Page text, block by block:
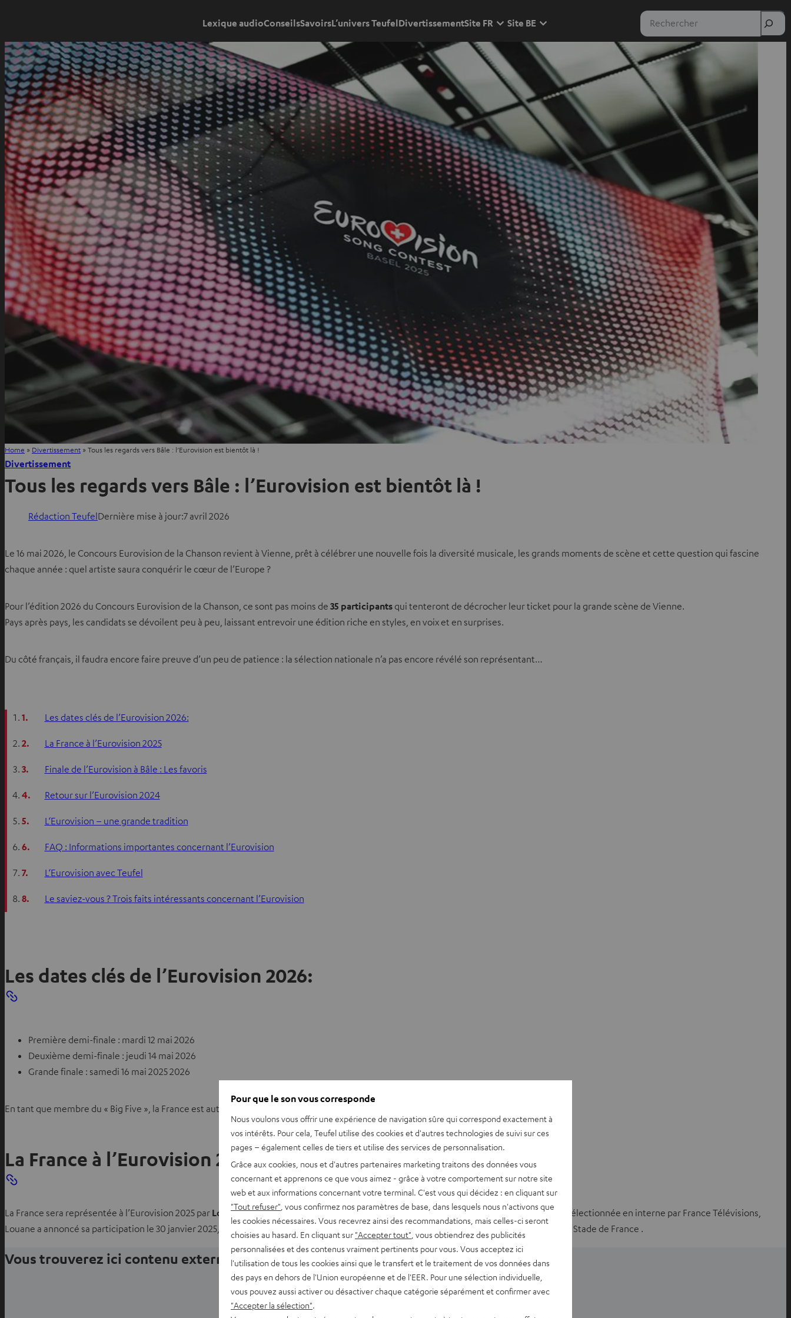
Lexique audioConseilsSavoirsL’univers TeufelDivertissementSite FR Site BE Rechercher
Home » Divertissement »Tous les regards vers Bâle : l’Eurovision est bientôt là !
Divertissement
Tous les regards vers Bâle : l’Eurovision est bientôt là !
Rédaction TeufelDernière mise à jour:7 avril 2026
Le 16 mai 2026, le Concours Eurovision de la Chanson revient à Vienne, prêt à célébrer une nouvelle fois la diversité musicale, les grands moments de scène et cette question qui fascine
chaque année : quel artiste saura conquérir le cœur de l’Europe ?
Pour l’édition 2026 du Concours Eurovision de la Chanson, ce sont pas moins de 35 participantsqui tenteront de décrocher leur ticket pour la grande scène de Vienne.
Pays après pays, les candidats se dévoilent peu à peu, laissant entrevoir une édition riche en styles, en voix et en surprises.
Du côté français, il faudra encore faire preuve d’un peu de patience : la sélection nationale n’a pas encore révélé son représentant…
1. Les dates clés de l’Eurovision 2026:
2. La France à l’Eurovision 2025
3. Finale de l’Eurovision à Bâle : Les favoris
4. Retour sur l’Eurovision 2024
5. L‘Eurovision – une grande tradition
6. FAQ : Informations importantes concernant l’Eurovision
7. L‘Eurovision avec Teufel
8. Le saviez-vous ? Trois faits intéressants concernant l’Eurovision
Les dates clés de l’Eurovision 2026:
Première demi-finale : mardi 12 mai 2026
Deuxième demi-finale : jeudi 14 mai 2026
Grande finale : samedi 16 mai 2025 2026
En tant que membre du « Big Five », la France est automatiquement qualifiée pour la finale.
La France à l’Eurovision 2025
La France sera représentée à l’Eurovision 2025 par Louaneavec la chanson« Maman » , une ballade émotive coécrite avec Tristan Salvati. Sélectionnée en interne par France Télévisions,
Louane a annoncé sa participation le 30 janvier 2025, et la chanson a été dévoilée le 15 mars lors de la mi-temps du match France-Écosse au Stade de France .
Vous trouverez ici contenu externe provenant de YouTube
ACCEPTER UNE SEULE FOIS ET AFFICHER
Pour que le son vous corresponde
Nous voulons vous offrir une expérience de navigation sûre qui correspond exactement à
vos intérêts. Pour cela, Teufel utilise des cookies et d'autres technologies de suivi sur ces
pages – également celles de tiers et utilise des services de personnalisation.
Grâce aux cookies, nous et d'autres partenaires marketing traitons des données vous
concernant et apprenons ce que vous aimez - grâce à votre comportement sur notre site
web et aux informations concernant votre terminal. C'est vous qui décidez : en cliquant sur
"Tout refuser" , vous confirmez nos paramètres de base, dans lesquels nous n'activons que
les cookies nécessaires. Vous recevrez ainsi des recommandations, mais celles-ci seront
choisies au hasard. En cliquant sur "Accepter tout" , vous obtiendrez des publicités
personnalisées et des contenus vraiment pertinents pour vous. Vous acceptez ici
l'utilisation de tous les cookies ainsi que le transfert et le traitement de vos données dans
des pays en dehors de l'Union européenne et de l'EER. Pour une sélection individuelle,
vous pouvez aussi activer ou désactiver chaque catégorie séparément et confirmer avec
"Accepter la sélection".